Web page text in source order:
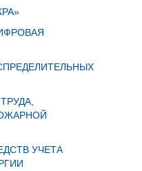
УЧЕТА